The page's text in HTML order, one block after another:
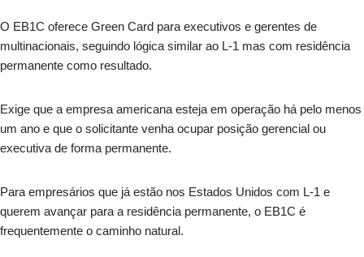
O EB1C oferece Green Card para executivos e gerentes de
multinacionais, seguindo lógica similar ao L-1 mas com residência
permanente como resultado.
Exige que a empresa americana esteja em operação há pelo menos
um ano e que o solicitante venha ocupar posição gerencial ou
executiva de forma permanente.
Para empresários que já estão nos Estados Unidos com L-1 e
querem avançar para a residência permanente, o EB1C é
frequentemente o caminho natural.